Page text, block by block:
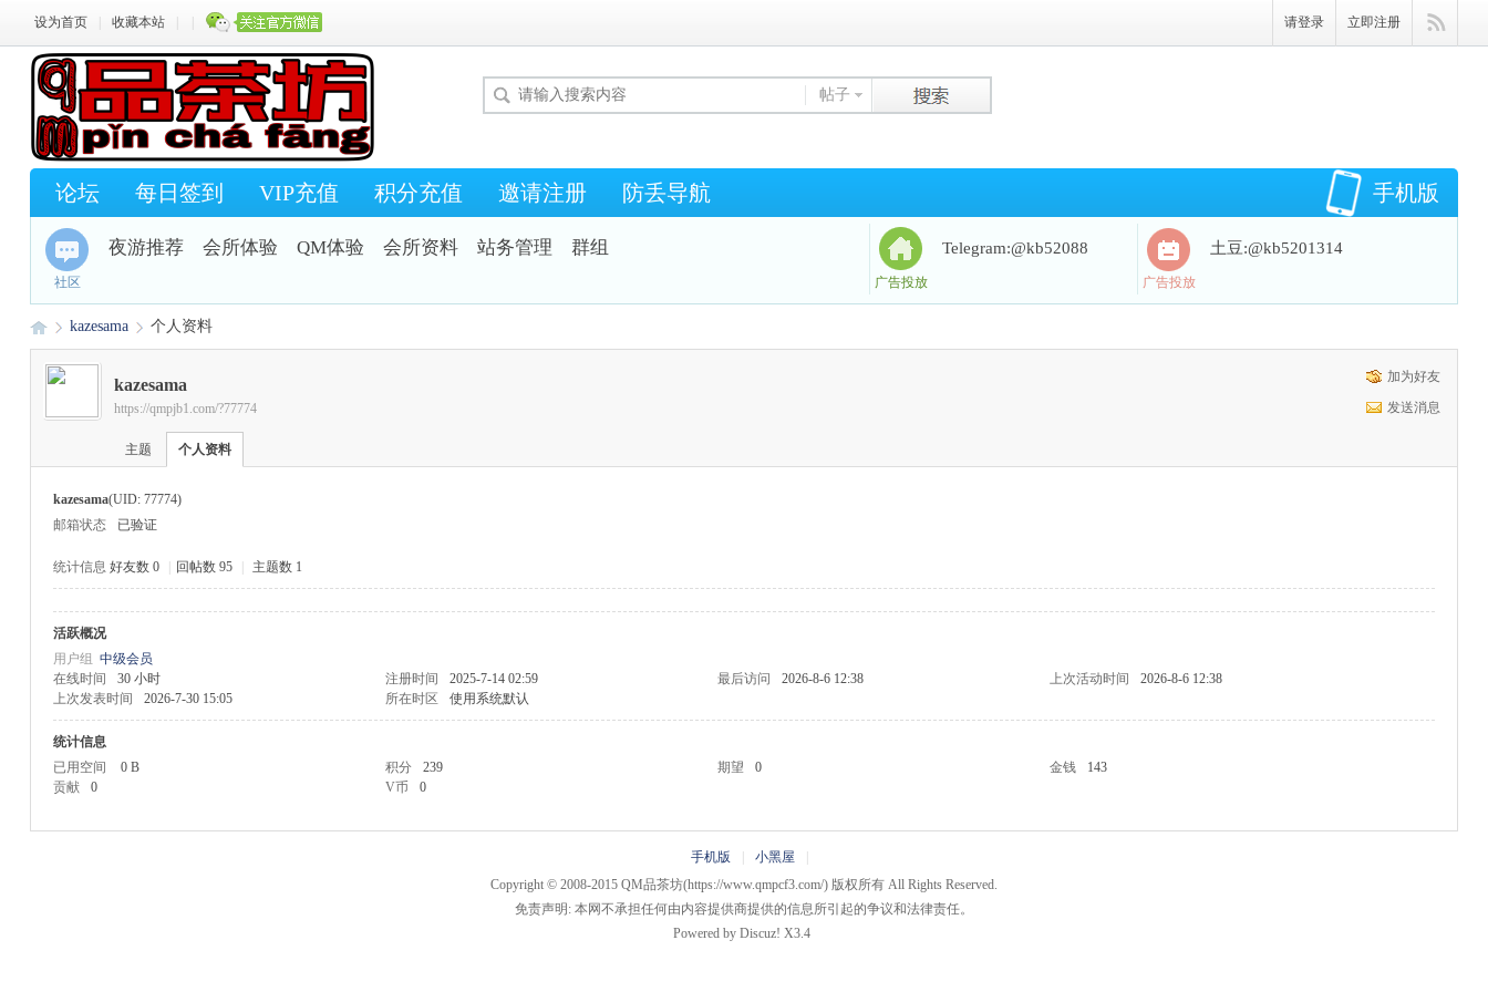
设为首页 收藏本站 请登录 立即注册
帖子
手机版
论坛 每日签到 VIP充值 积分充值 邀请注册 防丢导航
社区
夜游推荐 会所体验 QM体验 会所资料 站务管理 群组 土豆:@kb5201314
广告投放
Telegram:@kb52088
广告投放
›
kazesama
›
个人资料
加为好友
发送消息
kazesama
https://qmpjb1.com/?77774
主题 个人资料
kazesama(UID: 77774)
邮箱状态
已验证
统计信息 好友数 0 回帖数 95 主题数 1
活跃概况
用户组 中级会员
在线时间
30 小时 注册时间 2025-7-14 02:59 最后访问 2026-8-6 12:38 上次活动时间
2026-8-6 12:38
上次发表时间
2026-7-30 15:05 所在时区 使用系统默认
统计信息
已用空间
0 B 积分 239 期望 0 金钱
143
贡献
0 V币 0
手机版 小黑屋
Copyright © 2008-2015 QM品茶坊(https://www.qmpcf3.com/) 版权所有 All Rights Reserved.
免责声明: 本网不承担任何由内容提供商提供的信息所引起的争议和法律责任。
Powered byDiscuz! X3.4